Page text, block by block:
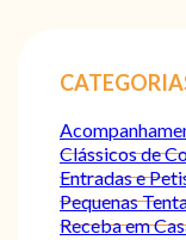
Clássicos de
Entradas e
Pequenas
Receba em